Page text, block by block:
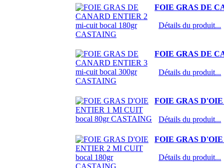
FOIE GRAS DE
Détails du produit...
FOIE GRAS DE
Détails du produit...
FOIE GRAS
Détails du produit...
FOIE GRAS
Détails du produit...